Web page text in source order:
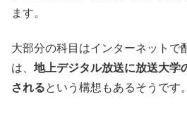
ます。
大部分の科目はインターネットで
は、 地上デジタル放送に放送大学
されるという構想もあるそうです。